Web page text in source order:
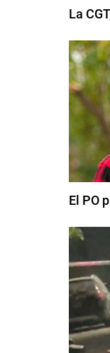
La
El PO